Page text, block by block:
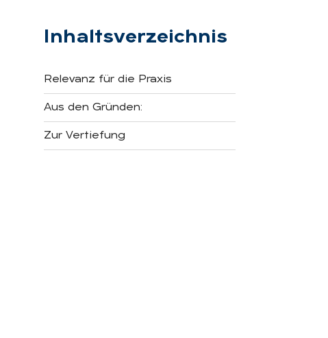
Inhaltsverzeichnis
Relevanz für die Praxis
Aus den Gründen:
Zur Vertiefung